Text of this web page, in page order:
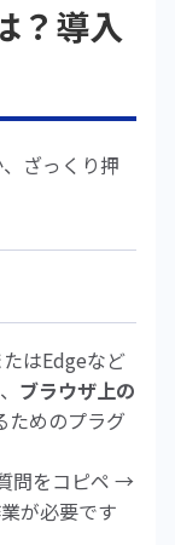
？導入
ざっくり押
はEdgeなど
ブラウザ上の
ためのプラグ
問をコピペ →
が必要です